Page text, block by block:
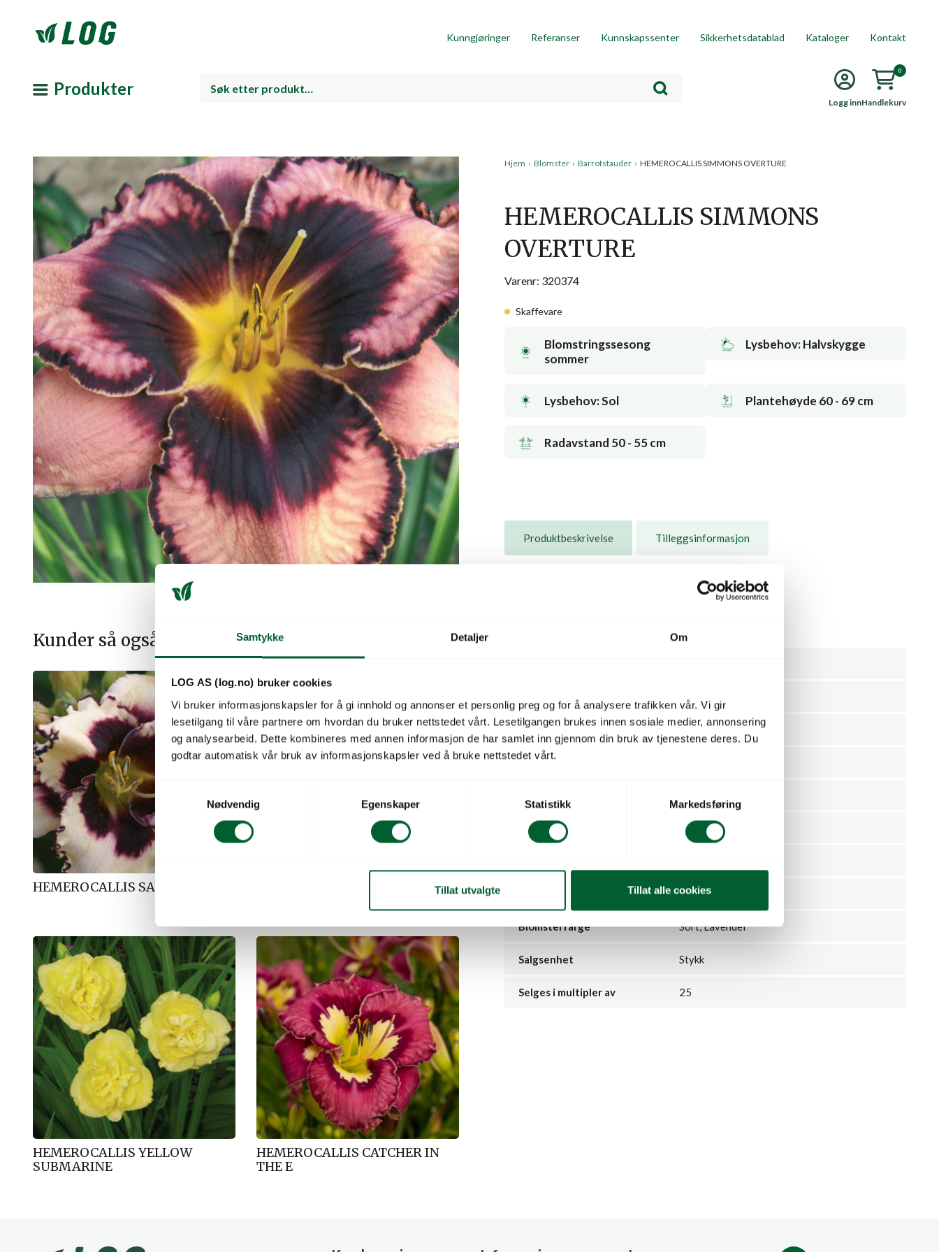
Samtykke Detaljer Om
LOG AS (log.no) bruker cookies
Vi bruker informasjonskapsler for å gi innhold og annonser et personlig preg og for å analysere trafikken vår. Vi gir
lesetilgang til våre partnere om hvordan du bruker nettstedet vårt. Lesetilgangen brukes innen sosiale medier, annonsering
og analysearbeid. Dette kombineres med annen informasjon de har samlet inn gjennom din bruk av tjenestene deres. Du
godtar automatisk vår bruk av informasjonskapsler ved å bruke nettstedet vårt.
m
t
y
k
k
v
a
l
g
Nødvendig Egenskaper Statistikk Markedsføring
Tillat utvalgte Tillat alle cookies
Kunngjøringer Referanser Kunnskapssenter Sikkerhetsdatablad Kataloger Kontakt
Produkter
Logg innHandlekurv
0
Kunder så også på
HEMEROCALLIS SABINE BAUER
HEMEROCALLIS YELLOW
SUBMARINE
HEMEROCALLIS CATCHER IN
THE E
Hjem › Blomster › Barrotstauder › HEMEROCALLIS SIMMONS OVERTURE
HEMEROCALLIS SIMMONS
OVERTURE
Varenr: 320374
Skaffevare
Blomstringssesong
sommer
Lysbehov: Halvskygge
Lysbehov: Sol Plantehøyde 60 - 69 cm
Radavstand 50 - 55 cm
Produktbeskrivelse Tilleggsinformasjon
50
Blomstringssesong Sommer
Blomstringsperiode
Lysbehov Halvskygge, Sol
Hemerocallis
Blomsterfarge Sort, Lavendel
Salgsenhet Stykk
Selges i multipler av 25